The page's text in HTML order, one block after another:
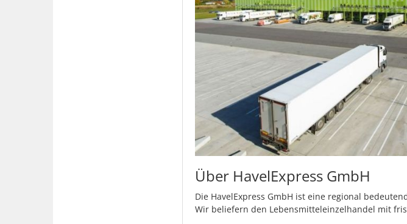
Über HavelExpress GmbH
Die HavelExpress GmbH ist eine regional
Wir beliefern den Lebensmitteleinzelhandel mit